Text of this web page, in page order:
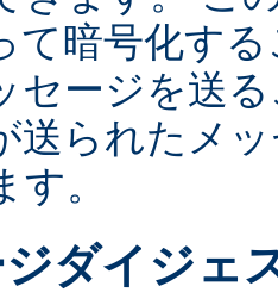
て暗号化す
セージを送
送られたメ
す。
ダイジェ